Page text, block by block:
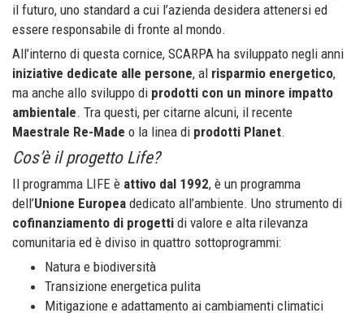
il futuro, uno standard a cui l’azienda desidera attenersi ed
essere responsabile di fronte al mondo.
All’interno di questa cornice, SCARPA ha sviluppato negli anni
iniziative dedicate alle persone, al risparmio energetico,
ma anche allo sviluppo di prodotti con un minore impatto
ambientale. Tra questi, per citarne alcuni, il recente
Maestrale Re-Made o la linea di prodotti Planet.
Cos’è il progetto Life?
Il programma LIFE è attivo dal 1992, è un programma
dell’Unione Europea dedicato all’ambiente. Uno strumento di
cofinanziamento di progetti di valore e alta rilevanza
comunitaria ed è diviso in quattro sottoprogrammi:
Natura e biodiversità
Transizione energetica pulita
Mitigazione e adattamento ai cambiamenti climatici